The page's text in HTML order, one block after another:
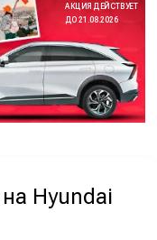
АКЦИЯ ДЕЙСТВУЕТ
ДО 21.08.2026
Hyundai